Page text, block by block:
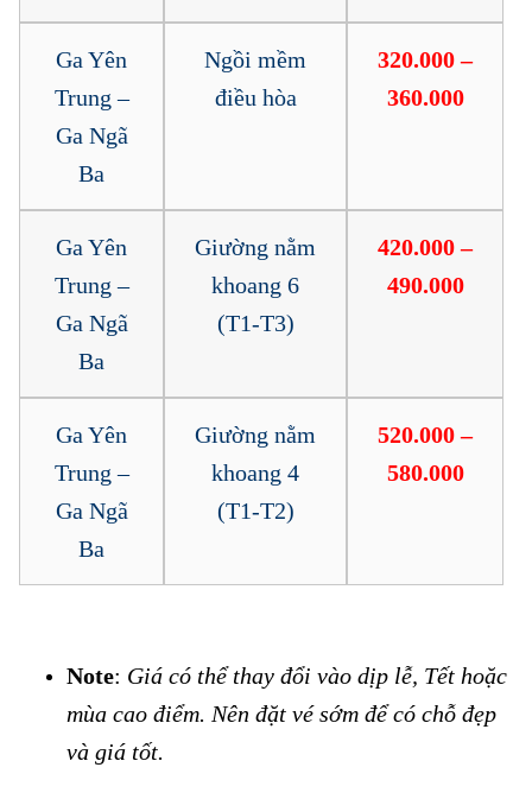
Ga Yên
Trung –
Ga Ngã
Ba
Ngồi mềm
điều hòa
320.000 –
360.000
Ga Yên
Trung –
Ga Ngã
Ba
Giường nằm
khoang 6
(T1-T3)
420.000 –
490.000
Ga Yên
Trung –
Ga Ngã
Ba
Giường nằm
khoang 4
(T1-T2)
520.000 –
580.000
Note: Giá có thể thay đổi vào dịp lễ, Tết hoặc
mùa cao điểm. Nên đặt vé sớm để có chỗ đẹp
và giá tốt.